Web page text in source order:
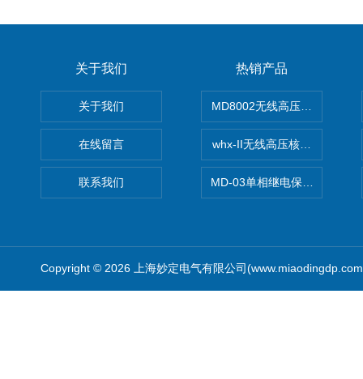
关于我们
关于我们
在线留言
联系我们
热销产品
MD8002无线高压核相仪
whx-II无线高压核相仪
MD-03单相继电保护测试仪价
Copyright © 2026 上海妙定电气有限公司